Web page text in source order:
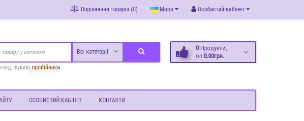
Особистий кабінет
Мова
Порівняння товарів (0)
0 Продукти,
on 0.00грн.
Всі категоріі
шукаю, пробійники
ОСОБИСТИЙ КАБІНЕТ КОНТАКТИ